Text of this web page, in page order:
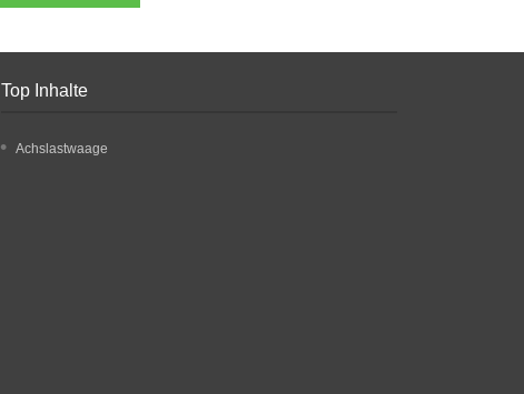
Top Inhalte
Achslastwaage